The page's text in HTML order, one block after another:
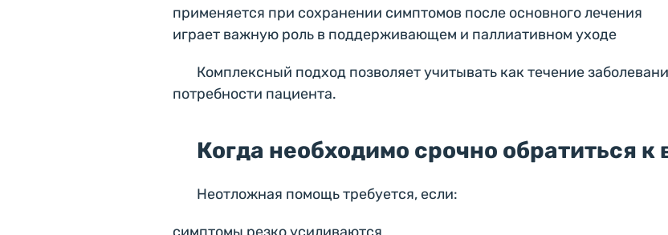
применяется при сохранении симптомов после основного лечения
играет важную роль в поддерживающем и паллиативном уходе
Комплексный подход позволяет учитывать как течение
потребности пациента.
Когда необходимо срочно обратиться к
Неотложная помощь требуется, если: